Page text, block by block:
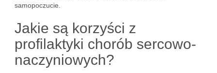
samopoczucie.
Jakie są korzyści z
profilaktyki chorób sercowo-
naczyniowych?